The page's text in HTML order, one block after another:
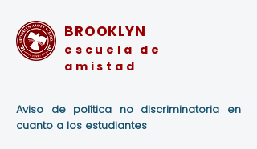
BROOKLYN
escuela de
amistad
Aviso de política no discriminatoria en
cuanto a los estudiantes